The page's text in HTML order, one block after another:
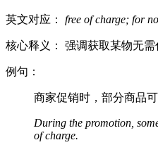
英文对应： free of charge; for
核心释义： 强调获取某物无需
例句：
商家促销时，部分商品可
During the promotion,
of charge.